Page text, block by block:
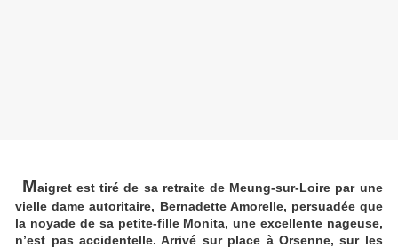
Maigret est tiré de sa retraite de Meung-sur-Loire par une
vielle dame autoritaire, Bernadette Amorelle, persuadée que
la noyade de sa petite-fille Monita, une excellente nageuse,
n’est pas accidentelle. Arrivé sur place à Orsenne, sur les